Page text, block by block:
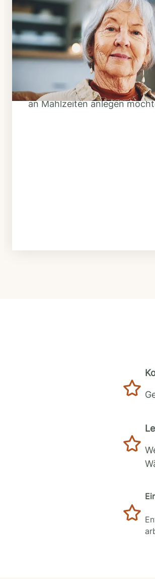
Schritt 1
Klarheit schaffen
Überlegen Sie, ob Ihnen das
täglich verzehrfertig geliefert
soll oder Sie sich einen
an Mahlzeiten anlegen